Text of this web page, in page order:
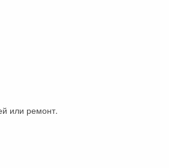
или ремонт.